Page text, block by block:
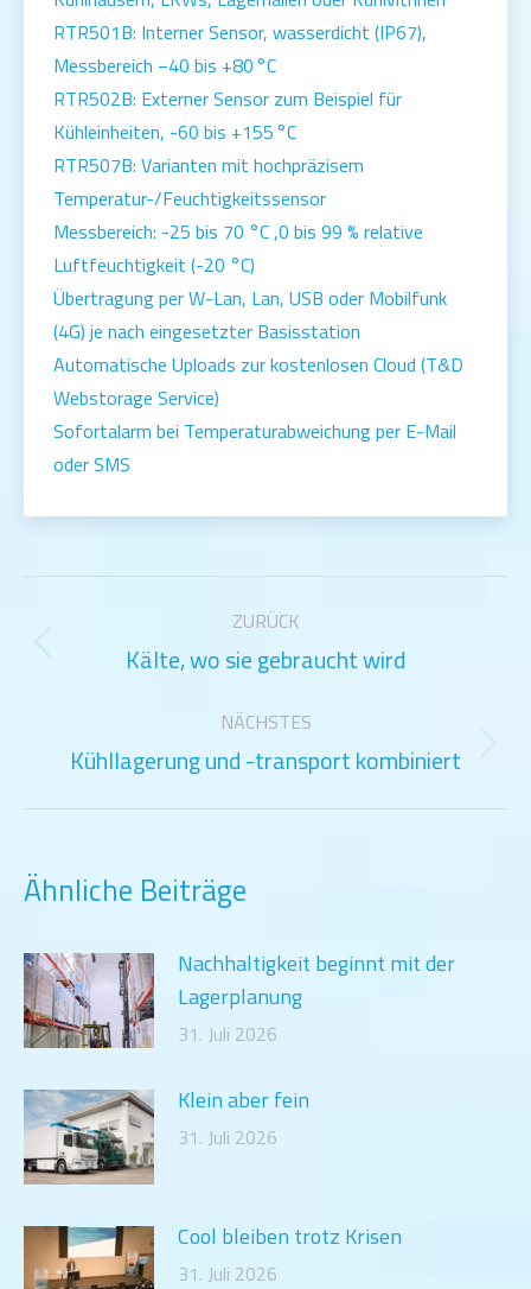
RTR501B: Interner Sensor, wasserdicht (IP67),
Messbereich −40 bis +80 °C
RTR502B: Externer Sensor zum Beispiel für
Kühleinheiten, -60 bis +155 °C
RTR507B: Varianten mit hochpräzisem
Temperatur-/Feuchtigkeitssensor
Messbereich: -25 bis 70 °C ,0 bis 99 % relative
Luftfeuchtigkeit (-20 °C)
Übertragung per W-Lan, Lan, USB oder Mobilfunk
(4G) je nach eingesetzter Basisstation
Automatische Uploads zur kostenlosen Cloud (T&D
Webstorage Service)
Sofortalarm bei Temperaturabweichung per E-Mail
oder SMS
Kommentarnavigation
ZURÜCK
Vorheriger
Kälte, wo sie gebraucht wird
NÄCHSTES
Nächster
Kühllagerung und -transport kombiniert
Ähnliche Beiträge
Nachhaltigkeit beginnt mit der
Lagerplanung
31. Juli 2026
Klein aber fein
31. Juli 2026
Cool bleiben trotz Krisen
31. Juli 2026